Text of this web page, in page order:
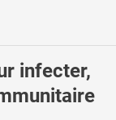
infecter,